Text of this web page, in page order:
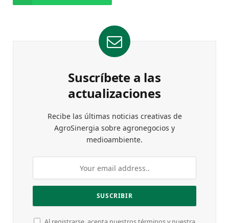
Suscríbete a las
actualizaciones
Recibe las últimas noticias creativas de
AgroSinergia sobre agronegocios y
medioambiente.